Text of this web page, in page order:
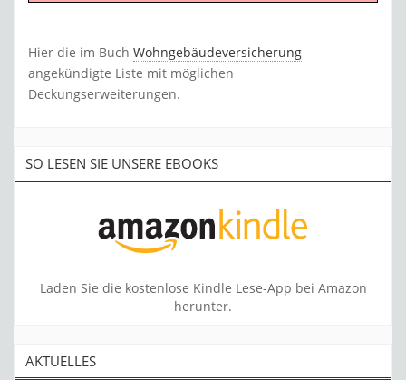
Hier die im Buch Wohngebäudeversicherung
angekündigte Liste mit möglichen
Deckungserweiterungen.
SO LESEN SIE UNSERE EBOOKS
Laden Sie die kostenlose Kindle Lese-App bei Amazon
herunter.
AKTUELLES